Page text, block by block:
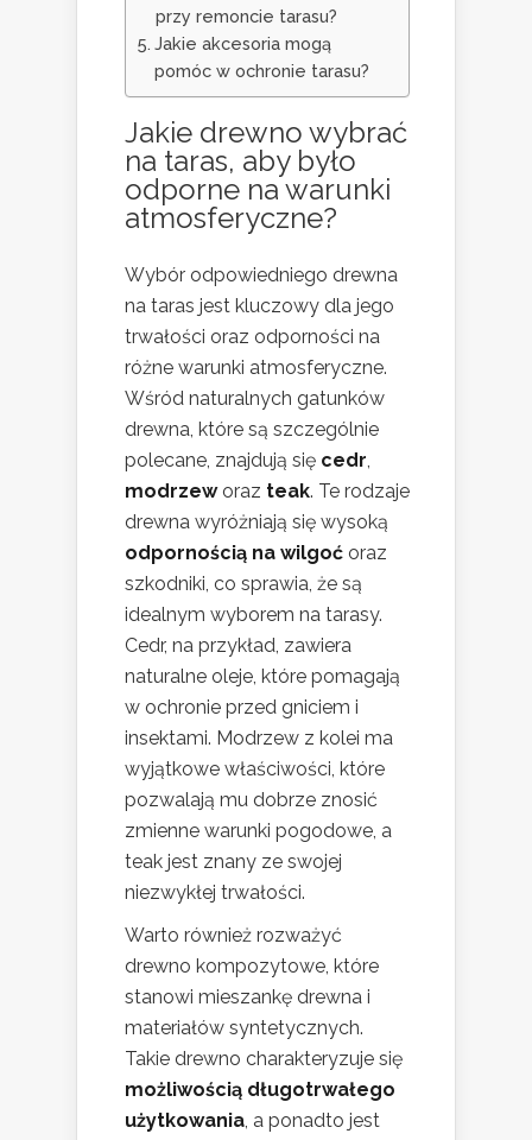
przy remoncie tarasu?
Jakie akcesoria mogą
pomóc w ochronie tarasu?
Jakie drewno wybrać
na taras, aby było
odporne na warunki
atmosferyczne?
Wybór odpowiedniego drewna
na taras jest kluczowy dla jego
trwałości oraz odporności na
różne warunki atmosferyczne.
Wśród naturalnych gatunków
drewna, które są szczególnie
polecane, znajdują się cedr,
modrzeworaz teak. Te rodzaje
drewna wyróżniają się wysoką
odpornością na wilgoć oraz
szkodniki, co sprawia, że są
idealnym wyborem na tarasy.
Cedr, na przykład, zawiera
naturalne oleje, które pomagają
w ochronie przed gniciem i
insektami. Modrzew z kolei ma
wyjątkowe właściwości, które
pozwalają mu dobrze znosić
zmienne warunki pogodowe, a
teak jest znany ze swojej
niezwykłej trwałości.
Warto również rozważyć
drewno kompozytowe, które
stanowi mieszankę drewna i
materiałów syntetycznych.
Takie drewno charakteryzuje się
możliwością długotrwałego
użytkowania, a ponadto jest